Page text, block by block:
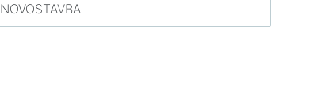
NOVOSTAVBA